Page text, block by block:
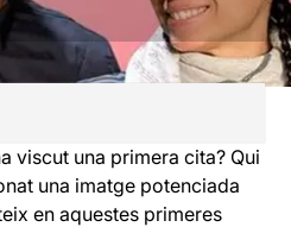
viscut una primera cita? Qui
una imatge potenciada
en aquestes primeres